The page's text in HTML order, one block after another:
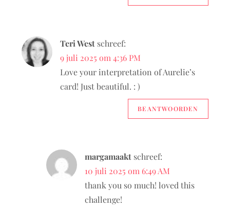
Teri West schreef:
9 juli 2025 om 4:36 PM
Love your interpretation of Aurelie’s
card! Just beautiful. : )
BEANTWOORDEN
margamaakt schreef:
10 juli 2025 om 6:49 AM
thank you so much! loved this
challenge!